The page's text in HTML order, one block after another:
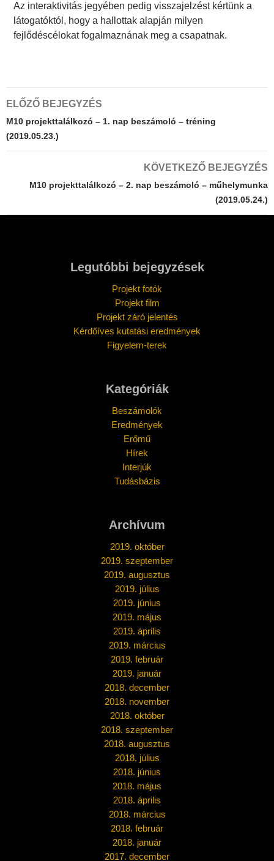
Az interaktivitás jegyében pedig visszajelzést kértünk a
látogatóktól, hogy a hallottak alapján milyen
fejlődéscélokat fogalmaznának meg a csapatnak.
Bejegyzés
navigáció
ELŐZŐ BEJEGYZÉS
M10 projekttalálkozó – 1. nap beszámoló – tréning
(2019.05.23.)
KÖVETKEZŐ BEJEGYZÉS
M10 projekttalálkozó – 2. nap beszámoló – műhelymunka
(2019.05.24.)
Legutóbbi bejegyzések
Projekt fotók
Projekt film
Projekt záró jelentés
Kérdőíves kutatási eredmények
Figyelem-terek
Kategóriák
Beszámolók
Eredmények
Erőmű
Hírek
Interjúk
Tudásbázis
Archívum
2019. október
2019. szeptember
2019. augusztus
2019. július
2019. június
2019. május
2019. április
2019. március
2019. február
2019. január
2018. december
2018. november
2018. október
2018. szeptember
2018. augusztus
2018. július
2018. június
2018. május
2018. április
2018. március
2018. február
2018. január
2017. december